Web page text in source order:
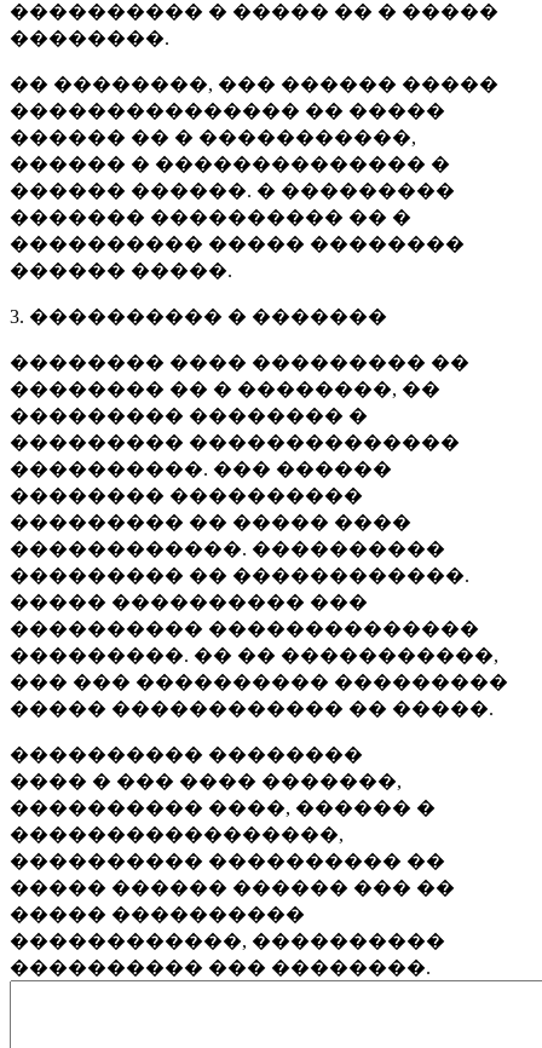
���������� � ����� �� � �����
��������.
�� ��������, ��� ������ �����
��������������� �� �����
������ �� � �����������,
������ � �������������� �
������ ������. � ���������
������� ���������� �� �
���������� ����� ��������
������ �����.
3. ���������� � �������
�������� ���� ��������� ��
�������� �� � ��������, ��
��������� �������� �
��������� ��������������
����������. ��� ������
�������� ����������
��������� �� ����� ����
������������. ����������
��������� �� ������������.
����� ���������� ���
���������� ��������������
���������. �� �� �����������,
��� ��� ���������� ���������
����� ������������ �� �����.
���������� ��������
���� � ��� ���� �������,
���������� ����, ������ �
�����������������,
���������� ���������� ��
����� ������ ������ ��� ��
����� ����������
������������, ����������
���������� ��� ��������.